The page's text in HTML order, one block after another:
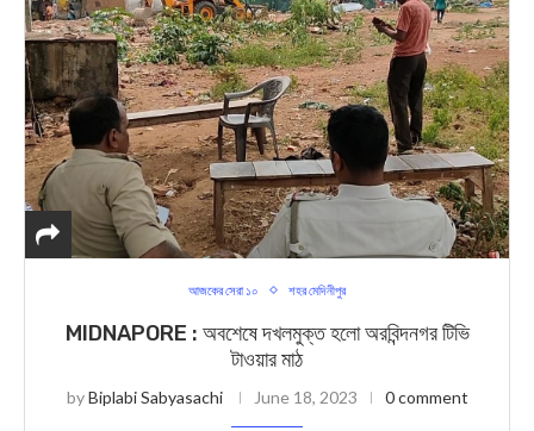
আজকের সেরা ১০ শহর মেদিনীপুর
MIDNAPORE : অবশেষে দখলমুক্ত হলো অরবিন্দনগর টিভি
টাওয়ার মাঠ
byBiplabi Sabyasachi June 18, 2023 0 comment